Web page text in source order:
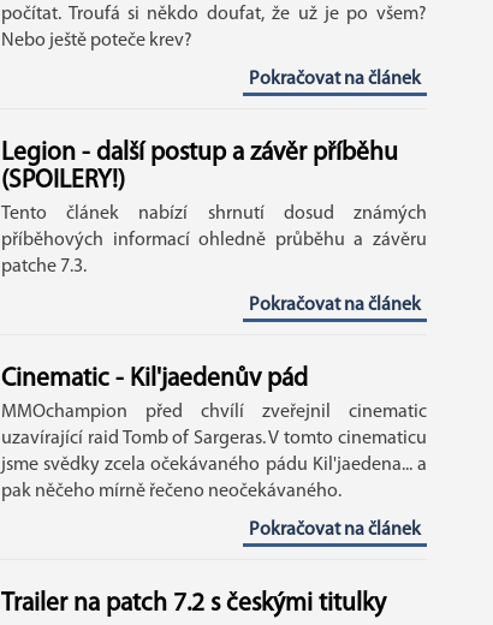
počítat. Troufá si někdo doufat, že už je po všem?
Nebo ještě poteče krev?
Pokračovat na článek
Legion - další postup a závěr příběhu
(SPOILERY!)
Tento článek nabízí shrnutí dosud známých
příběhových informací ohledně průběhu a závěru
patche 7.3.
Pokračovat na článek
Cinematic - Kil'jaedenův pád
MMOchampion před chvílí zveřejnil cinematic
uzavírající raid Tomb of Sargeras. V tomto cinematicu
jsme svědky zcela očekávaného pádu Kil'jaedena... a
pak něčeho mírně řečeno neočekávaného.
Pokračovat na článek
Trailer na patch 7.2 s českými titulky